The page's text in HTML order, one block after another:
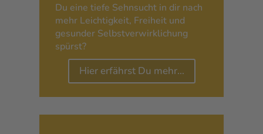
Du eine tiefe Sehnsucht in dir nach
mehr Leichtigkeit, Freiheit und
gesunder Selbstverwirklichung
spürst?
Hier erfährst Du mehr…